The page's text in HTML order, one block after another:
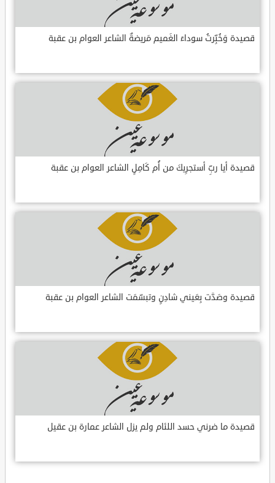
قصيدة وَخُبِّرتُ سوداءَ الغَميم مَريضةٌ الشاعر العوام بن عقبة
قصيدة أيا ربِّ أستجرِيكَ من أُم كَامِلٍ الشاعر العوام بن عقبة
قصيدة وصَدَّت بِعَيني شادِنٍ وتبسّمَت الشاعر العوام بن عقبة
قصيدة ما ضرني حسد اللئام ولم يزل الشاعر عمارة بن عقيل